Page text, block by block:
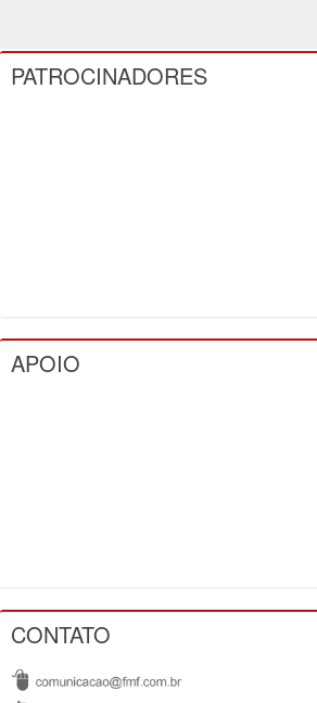
PATROCINADORES
APOIO
CONTATO